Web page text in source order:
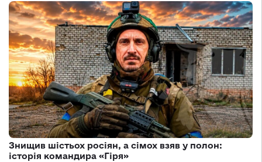
Знищив шістьох росіян, а сімох взяв у полон:
історія командира «Гіря»